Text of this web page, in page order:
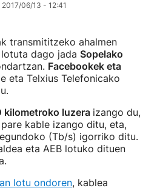
2017/06/13 - 12:41
transmititzeko ahalmen
dago jada Sopelako
Facebookek eta
eta Telxius Telefonicako
kilometroko luzera izango du,
kable izango ditu, eta,
(Tb/s) igorriko ditu.
eta AEB lotuko dituen
lotu ondoren, kablea